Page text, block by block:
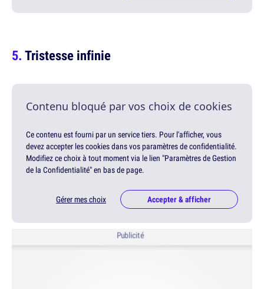
Tristesse infinie
Contenu bloqué par vos choix de cookies
Ce contenu est fourni par un service tiers. Pour l'afficher, vous
devez accepter les cookies dans vos paramètres de confidentialité.
Modifiez ce choix à tout moment via le lien "Paramètres de Gestion
de la Confidentialité" en bas de page.
Gérer mes choix Accepter & afficher
Publicité